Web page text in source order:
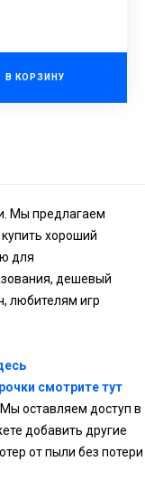
В КОРЗИНУ
Мы предлагаем
хороший
для
дешевый
любителям игр
смотрите тут
оставляем доступ в
добавить другие
от пыли без потери